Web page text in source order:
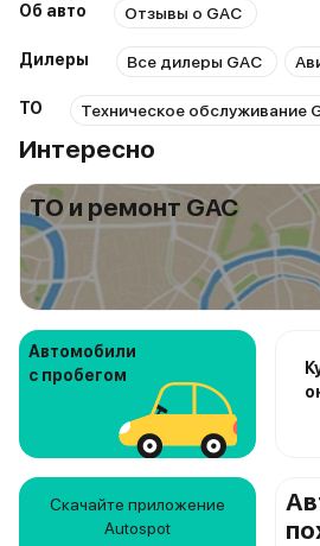
Об авто Отзывы о GAC
Дилеры Все дилеры GAC
ТО Техническое обслуживание
Интересно
ТО и ремонт GAC
Автомобили
с пробегом
Скачайте приложение
Autospot